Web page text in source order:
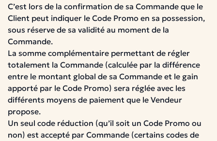
C’est lors de la confirmation de sa Commande que le
Client peut indiquer le Code Promo en sa possession,
sous réserve de sa validité au moment de la
Commande.
La somme complémentaire permettant de régler
totalement la Commande (calculée par la différence
entre le montant global de sa Commande et le gain
apporté par le Code Promo) sera réglée avec les
différents moyens de paiement que le Vendeur
propose.
Un seul code réduction (qu’il soit un Code Promo ou
non) est accepté par Commande (certains codes de